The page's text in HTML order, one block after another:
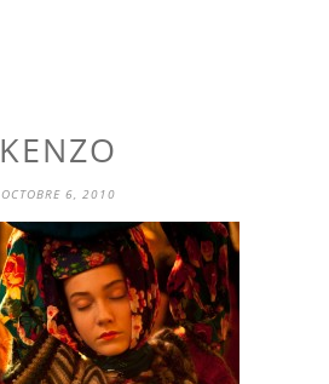
KENZO
OCTOBRE 6, 2010